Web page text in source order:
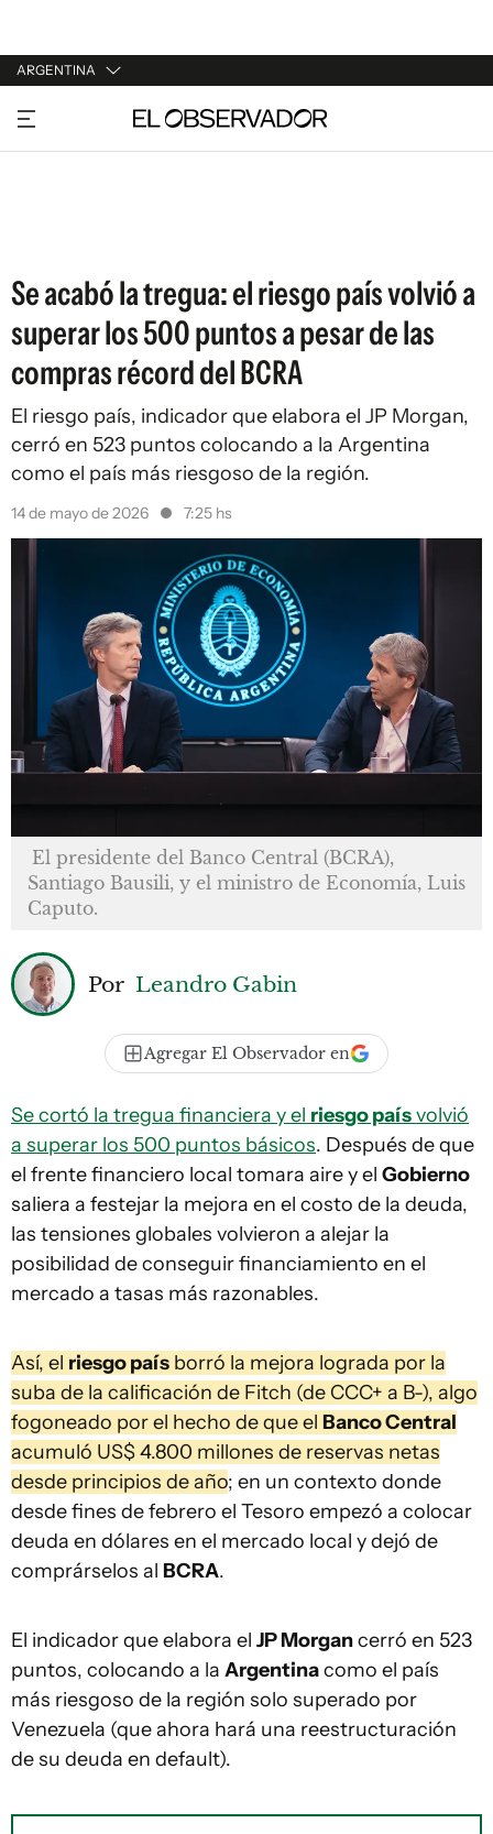
ARGENTINA
URUGUAY
ARGENTINA
Se acabó la tregua: el riesgo país volvió a
superar los 500 puntos a pesar de las
compras récord del BCRA
El riesgo país, indicador que elabora el JP Morgan,
cerró en 523 puntos colocando a la Argentina
como el país más riesgoso de la región.
14 de mayo de 2026 7:25 hs
El presidente del Banco Central (BCRA),
Santiago Bausili, y el ministro de Economía, Luis
Caputo.
Por Leandro Gabin
Agregar El Observador en
Se cortó la tregua financiera y el riesgo paísvolvió
a superar los 500 puntos básicos. Después de que
el frente financiero local tomara aire y el Gobierno
saliera a festejar la mejora en el costo de la deuda,
las tensiones globales volvieron a alejar la
posibilidad de conseguir financiamiento en el
mercado a tasas más razonables.
Así, el riesgo país borró la mejora lograda por la
suba de la calificación de Fitch (de CCC+ a B-), algo
fogoneado por el hecho de que el Banco Central
acumuló US$ 4.800 millones de reservas netas
desde principios de año; en un contexto donde
desde fines de febrero el Tesoro empezó a colocar
deuda en dólares en el mercado local y dejó de
comprárselos al BCRA.
El indicador que elabora el JP Morgancerró en 523
puntos, colocando a la Argentinacomo el país
más riesgoso de la región solo superado por
Venezuela (que ahora hará una reestructuración
de su deuda en default).